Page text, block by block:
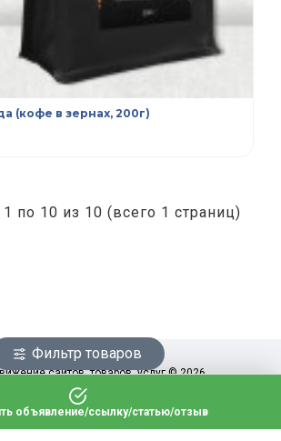
(кофе в зернах, 200г)
по 10 из 10 (всего 1 страниц)
сайтов, товаров, услуг © 2026
объявление/ссылку/статью/отзыв
Фильтр товаров